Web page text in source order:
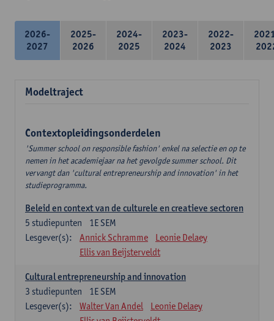
2026-
2027
2025-
2026
2024-
2025
2023-
2024
2022-
2023
Modeltraject
Contextopleidingsonderdelen
'Summer school on responsible fashion' enkel na selectie en op te
nemen in het academiejaar na het gevolgde summer school. Dit
vervangt dan 'cultural entrepreneurship and innovation' in het
studieprogramma.
Beleid en context van de culturele en creatieve sectoren
1E SEM
5 studiepunten
Lesgever(s):
Annick Schramme
Leonie Delaey
Ellis van Beijsterveldt
Cultural entrepreneurship and innovation
1E SEM
3 studiepunten
Lesgever(s):
Walter Van Andel
Leonie Delaey